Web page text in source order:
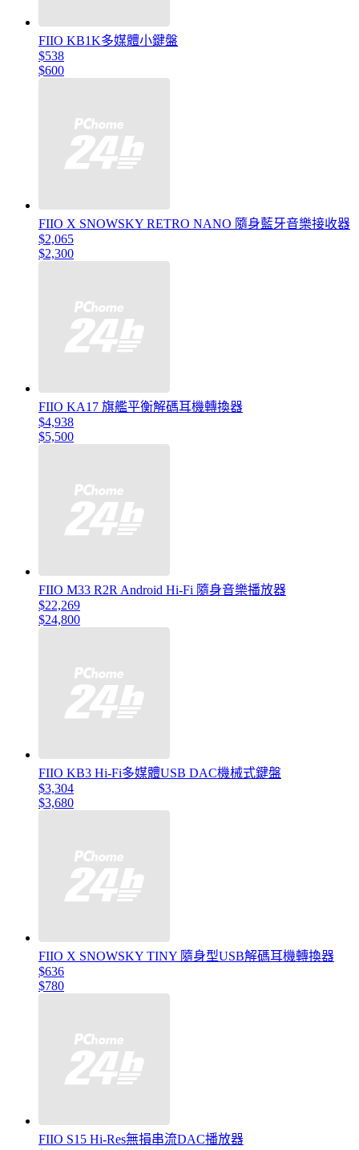
FIIO KB1K多媒體小鍵盤
$538
$600
FIIO X SNOWSKY RETRO NANO 隨身藍牙音樂接收器
$2,065
$2,300
FIIO KA17 旗艦平衡解碼耳機轉換器
$4,938
$5,500
FIIO M33 R2R Android Hi-Fi 隨身音樂播放器
$22,269
$24,800
FIIO KB3 Hi-Fi多媒體USB DAC機械式鍵盤
$3,304
$3,680
FIIO X SNOWSKY TINY 隨身型USB解碼耳機轉換器
$636
$780
FIIO S15 Hi-Res無損串流DAC播放器